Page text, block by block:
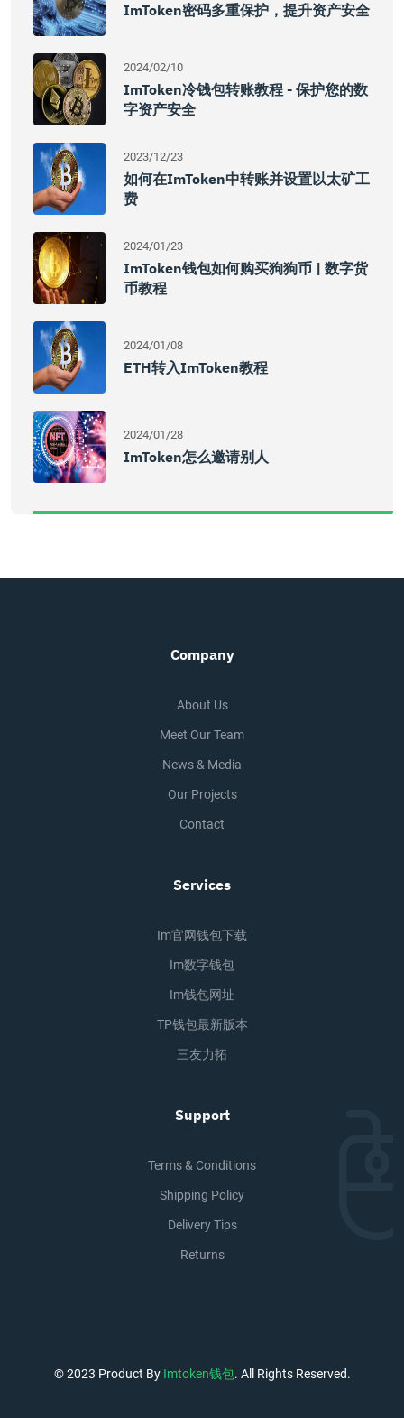
ImToken密码多重保护，提升资产安全
2024/02/10
ImToken冷钱包转账教程 - 保护您的数
字资产安全
2023/12/23
如何在imToken中转账并设置以太矿工
费
2024/01/23
ImToken钱包如何购买狗狗币 | 数字货
币教程
2024/01/08
ETH转入imToken教程
2024/01/28
ImToken怎么邀请别人
Company
About Us
Meet Our Team
News & Media
Our Projects
Contact
Services
Im官网钱包下载
Im数字钱包
Im钱包网址
TP钱包最新版本
三友力拓
Support
Terms & Conditions
Shipping Policy
Delivery Tips
Returns
© 2023 Product By Imtoken钱包. All Rights Reserved.